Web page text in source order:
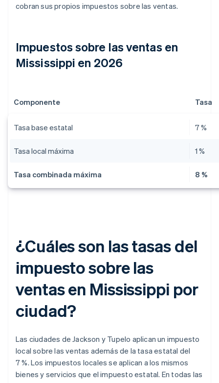
cobran sus propios impuestos sobre las ventas.
Impuestos sobre las ventas en
Mississippi en 2026
Componente Tasa
Tasa base estatal 7 %
Tasa local máxima 1 %
Tasa combinada máxima 8 %
¿Cuáles son las tasas del
impuesto sobre las
ventas en Mississippi por
ciudad?
Las ciudades de Jackson y Tupelo aplican un impuesto
local sobre las ventas además de la tasa estatal del
7 %. Los impuestos locales se aplican a los mismos
bienes y servicios que el impuesto estatal. En todas las